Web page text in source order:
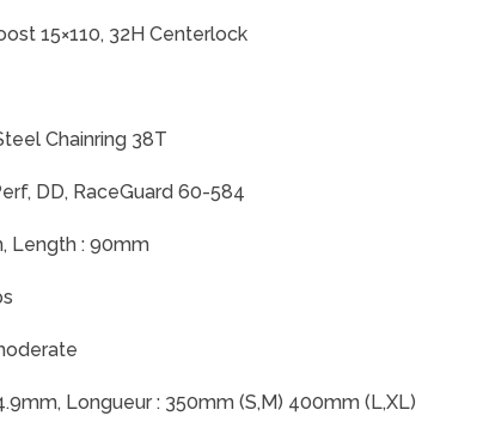
15×110, 32H Centerlock
Chainring 38T
DD, RaceGuard 60-584
Length : 90mm
Longueur : 350mm (S,M) 400mm (L,XL)